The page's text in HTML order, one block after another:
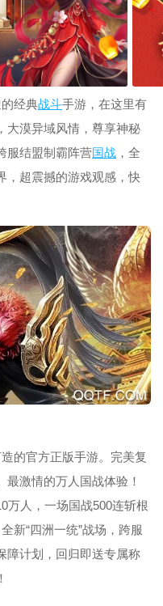
经典战斗手游，在这里有
大漠异域风情，尊享神秘
服结盟制霸阵营国战 ，全
，超震撼的游戏观感，快
的官方正版手游。完美复
激情的万人国战体验！
万人，一场国战500连斩根
新“四洲一统”战场，跨服
障计划，回归即送专属称